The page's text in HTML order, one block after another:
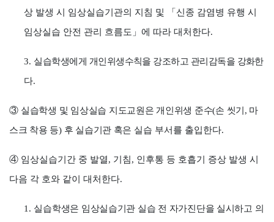
상 발생 시 임상실습기관의 지침 및
「 신종 감염병 유행 시
임상실습 안전 관리 흐름도 」 에 따라 대처한다.
3. 실습학생에게 개인위생수칙을 강조하고 관리감독을 강화한
다.
③ 실습학생 및 임상실습 지도교원은 개인위생 준수(손 씻기 , 마
스크 착용 등) 후 실습기관 혹은 실습 부서를 출입한다.
④ 임상실습기간 중 발열, 기침, 인후통 등 호흡기 증상 발생 시
다음 각 호와 같이 대처한다.
1. 실습학생은 임상실습기관 실습 전 자가진단을 실시하고 의